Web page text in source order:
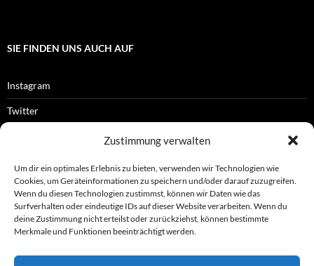
Zustimmung verwalten
Um dir ein optimales Erlebnis zu bieten, verwenden wir Technologien wie
Cookies, um Geräteinformationen zu speichern und/oder darauf zuzugreifen.
Wenn du diesen Technologien zustimmst, können wir Daten wie das
Surfverhalten oder eindeutige IDs auf dieser Website verarbeiten. Wenn du
deine Zustimmung nicht erteilst oder zurückziehst, können bestimmte
Merkmale und Funktionen beeinträchtigt werden.
SIE FINDEN UNS AUCH AUF
Instagram
Twitter
OFFIZIELLES
Impressum